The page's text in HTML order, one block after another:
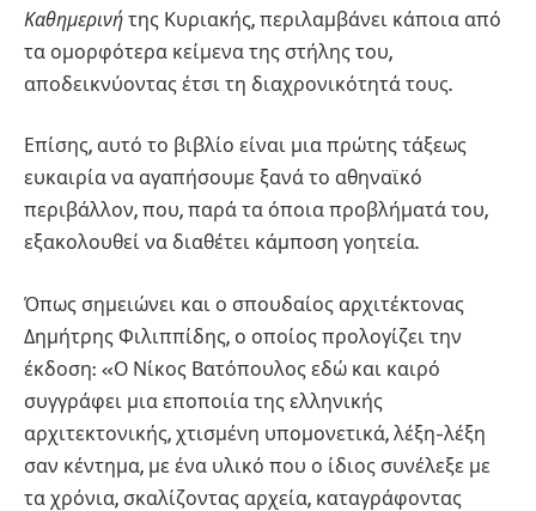
Καθημερινή της Κυριακής, περιλαμβάνει κάποια από
τα ομορφότερα κείμενα της στήλης του,
αποδεικνύοντας έτσι τη διαχρονικότητά τους.
Επίσης, αυτό το βιβλίο είναι μια πρώτης τάξεως
ευκαιρία να αγαπήσουμε ξανά το αθηναϊκό
περιβάλλον, που, παρά τα όποια προβλήματά του,
εξακολουθεί να διαθέτει κάμποση γοητεία.
Όπως σημειώνει και ο σπουδαίος αρχιτέκτονας
Δημήτρης Φιλιππίδης, ο οποίος προλογίζει την
έκδοση: «Ο Νίκος Βατόπουλος εδώ και καιρό
συγγράφει μια εποποιία της ελληνικής
αρχιτεκτονικής, χτισμένη υπομονετικά, λέξη-λέξη
σαν κέντημα, με ένα υλικό που ο ίδιος συνέλεξε με
τα χρόνια, σκαλίζοντας αρχεία, καταγράφοντας